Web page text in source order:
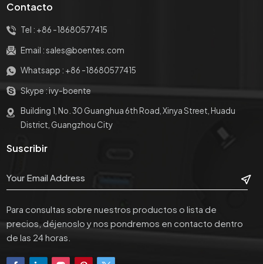
Contacto
Tel : +86 -18680577415
Email :sales@boentes.com
Whatsapp : +86 -18680577415
Skype : ivy-boente
Building 1, No. 30 Guanghua 6th Road, Xinya Street, Huadu
District, Guangzhou City
Suscribir
Para consultas sobre nuestros productos o lista de
precios, déjenoslo y nos pondremos en contacto dentro
de las 24 horas.